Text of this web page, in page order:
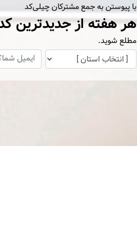
با پیوستن به جمع مشترکان چیلی‌کد
هر هفته از جدیدترین
مطلع شوید.